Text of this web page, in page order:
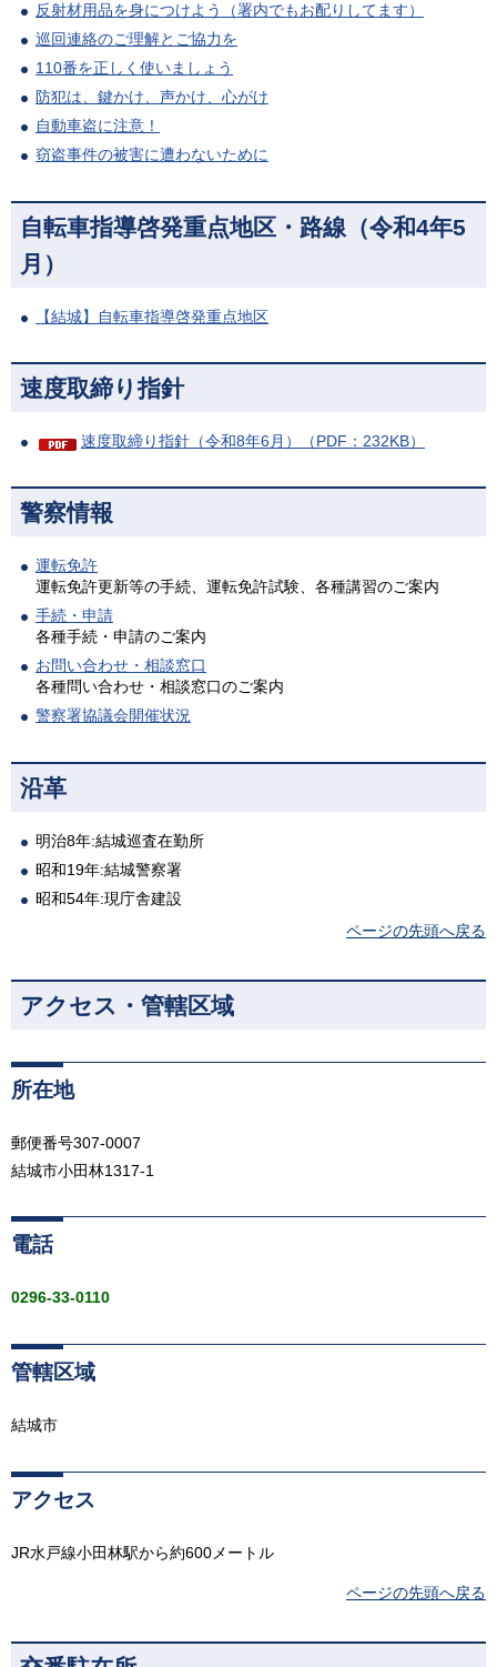
反射材用品を身につけよう（署内でもお配りしてます）
巡回連絡のご理解とご協力を
110番を正しく使いましょう
防犯は、鍵かけ、声かけ、心がけ
自動車盗に注意！
窃盗事件の被害に遭わないために
自転車指導啓発重点地区・路線（令和4年5
月）
【結城】自転車指導啓発重点地区
速度取締り指針
速度取締り指針（令和8年6月）（PDF：232KB）
警察情報
運転免許
運転免許更新等の手続、運転免許試験、各種講習のご案内
手続・申請
各種手続・申請のご案内
お問い合わせ・相談窓口
各種問い合わせ・相談窓口のご案内
警察署協議会開催状況
沿革
明治8年:結城巡査在勤所
昭和19年:結城警察署
昭和54年:現庁舎建設
ページの先頭へ戻る
アクセス・管轄区域
所在地
郵便番号307-0007
結城市小田林1317-1
電話
0296-33-0110
管轄区域
結城市
アクセス
JR水戸線小田林駅から約600メートル
ページの先頭へ戻る